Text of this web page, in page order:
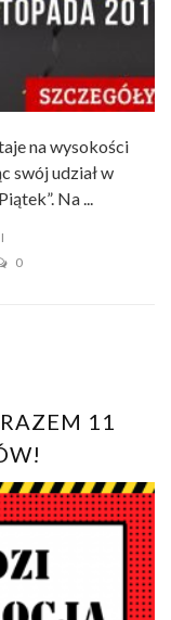
na wysokości
swój udział w
Na ...
0
11